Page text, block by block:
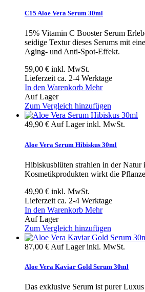
C15 Aloe Vera Serum 30ml
15% Vitamin C Booster Serum
seidige Textur dieses Serums mit
Aging- und Anti-Spot-Effekt.
59,00 € inkl. MwSt.
Lieferzeit ca. 2-4 Werktage
In den Warenkorb Mehr
Auf Lager
Zum Vergleich hinzufügen
49,90 € Auf Lagerinkl. MwSt.
Aloe Vera Serum Hibiskus 30ml
Hibiskusblüten strahlen in der Natur
Kosmetikprodukten wirkt die
49,90 € inkl. MwSt.
Lieferzeit ca. 2-4 Werktage
In den Warenkorb Mehr
Auf Lager
Zum Vergleich hinzufügen
87,00 € Auf Lagerinkl. MwSt.
Aloe Vera Kaviar Gold Serum 30ml
Das exklusive Serum ist purer